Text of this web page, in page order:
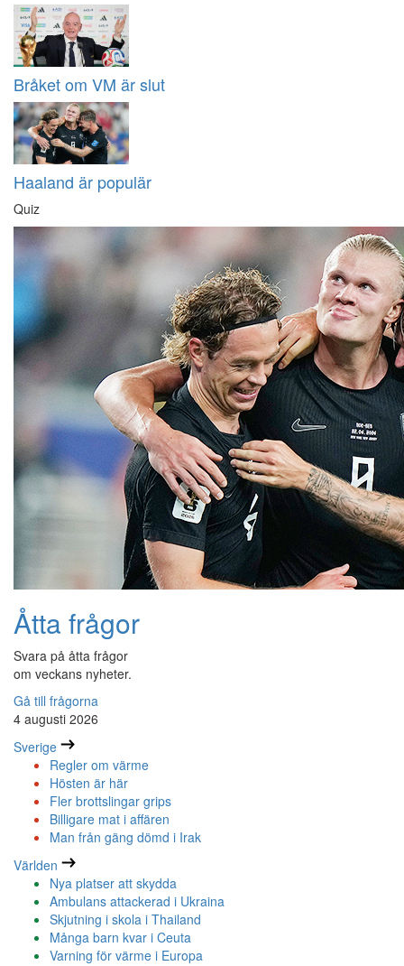
Bråket om VM är slut
Haaland är populär
Quiz
Åtta frågor
Svara på åtta frågor
om veckans nyheter.
Gå till frågorna
4 augusti 2026
Sverige
Regler om värme
Hösten är här
Fler brottslingar grips
Billigare mat i affären
Man från gäng dömd i Irak
Världen
Nya platser att skydda
Ambulans attackerad i Ukraina
Skjutning i skola i Thailand
Många barn kvar i Ceuta
Varning för värme i Europa